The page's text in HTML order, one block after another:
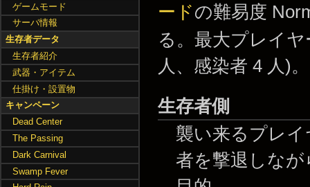
ードの難易度
る。最大プレイ
人、感染者 4 人)。
生存者側
襲い来るプレ
者を撃退しな
ゲームモード
サーバ情報
生存者データ
生存者紹介
武器・アイテム
仕掛け・設置物
キャンペーン
Dead Center
The Passing
Dark Carnival
Swamp Fever